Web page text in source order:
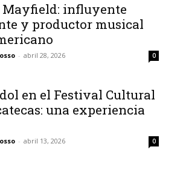
Mayfield: influyente
y productor musical
- abril 28, 2026 0
en el Festival Cultural
una experiencia
- abril 13, 2026 0